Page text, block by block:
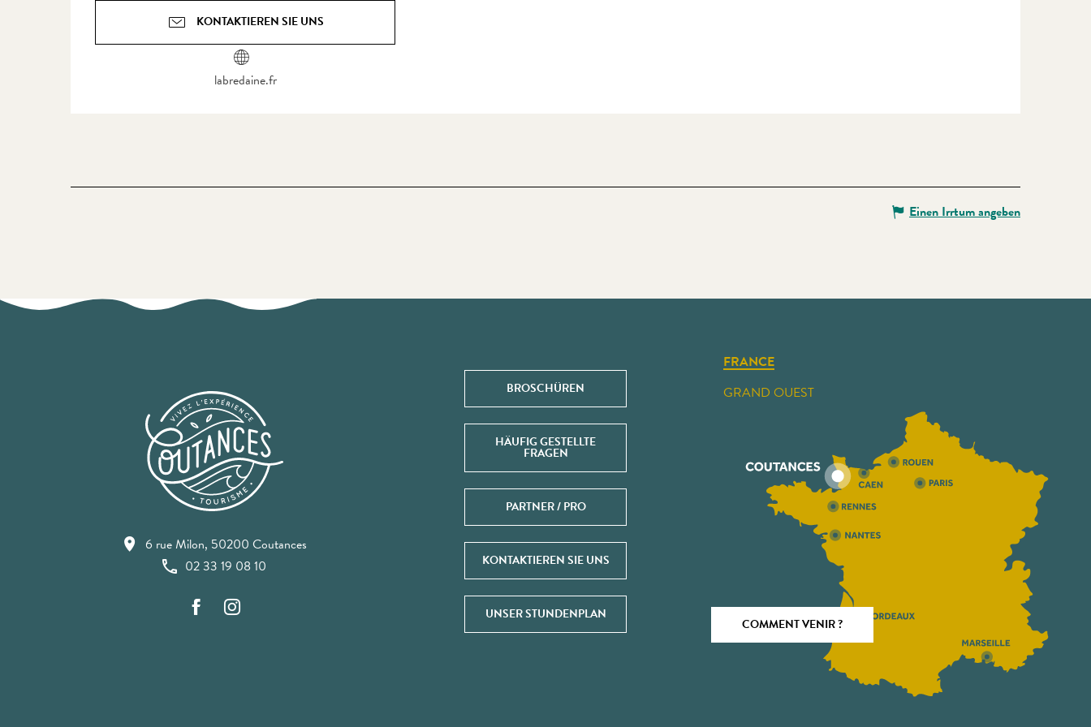
KONTAKTIEREN SIE UNS
labredaine.fr
Einen Irrtum angeben
6 rue Milon, 50200 Coutances
02 33 19 08 10
BROSCHÜREN
HÄUFIG GESTELLTE
FRAGEN
PARTNER / PRO
KONTAKTIEREN SIE UNS
UNSER STUNDENPLAN
FRANCE
GRAND OUEST
COMMENT VENIR ?